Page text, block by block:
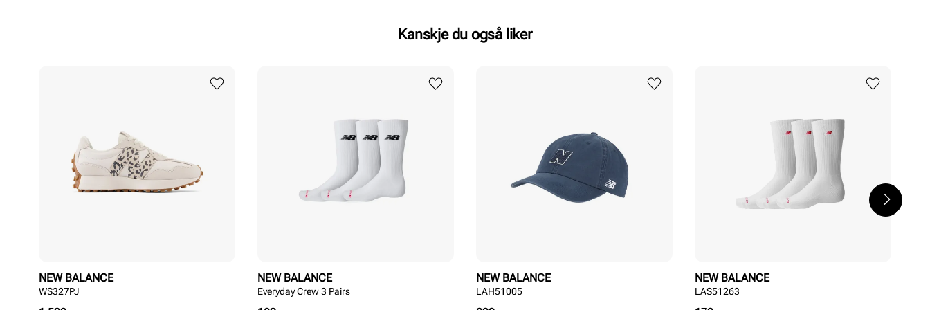
Kanskje du også liker
NEW BALANCE
WS327PJ
NEW BALANCE
Everyday Crew 3 Pairs
NEW BALANCE
LAH51005
NEW BALANCE
LAS51263